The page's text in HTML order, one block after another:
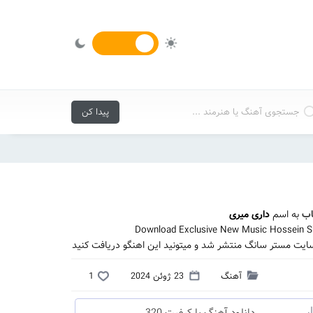
به اسمداری میری
Download Exclusive New Music Hossein
مستر سانگ منتشر شد و میتونید این اهنگو دریافت کنید
آهنگ 23 ژوئن 2024 1